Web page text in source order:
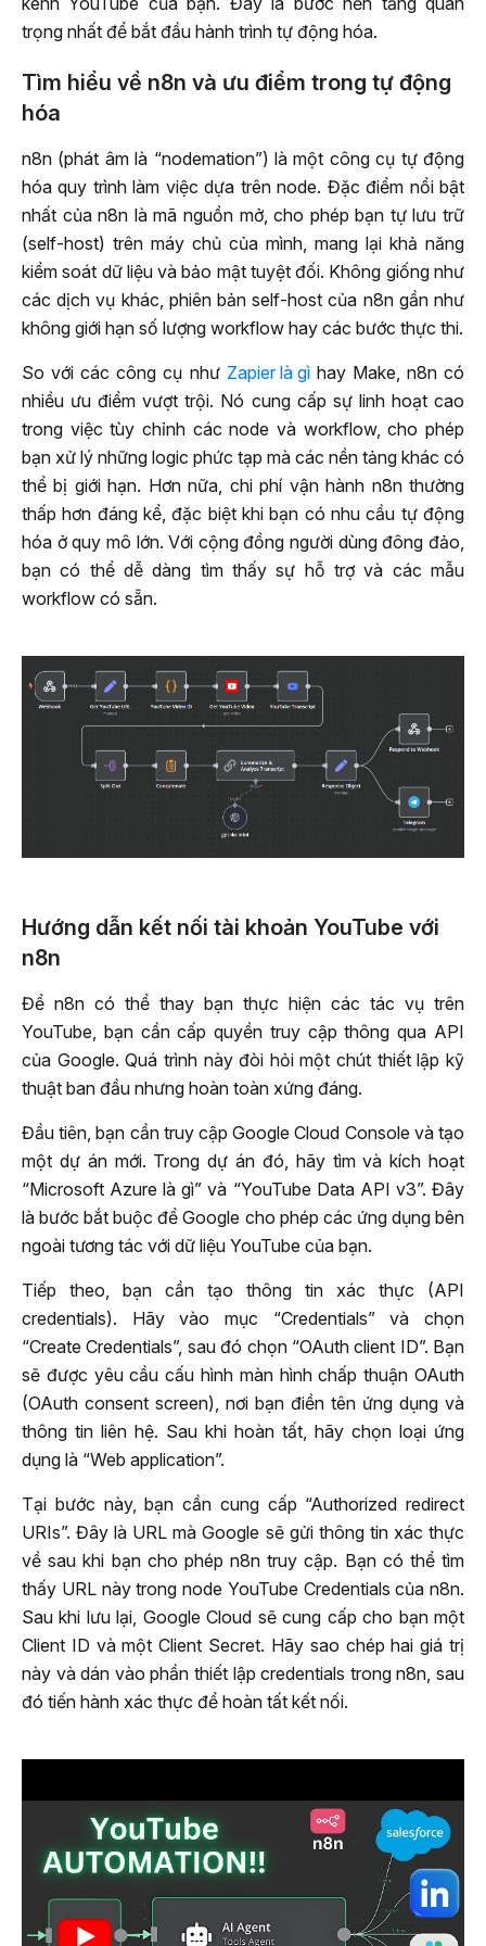
trọng nhất để bắt đầu hành trình tự động hóa.
Tìm hiểu về n8n và ưu điểm trong tự động
hóa
n8n (phát âm là “nodemation”) là một công cụ tự động
hóa quy trình làm việc dựa trên node. Đặc điểm nổi bật
nhất của n8n là mã nguồn mở, cho phép bạn tự lưu trữ
(self-host) trên máy chủ của mình, mang lại khả năng
kiểm soát dữ liệu và bảo mật tuyệt đối. Không giống như
các dịch vụ khác, phiên bản self-host của n8n gần như
không giới hạn số lượng workflow hay các bước thực thi.
So với các công cụ như Zapier là gìhay Make, n8n có
nhiều ưu điểm vượt trội. Nó cung cấp sự linh hoạt cao
trong việc tùy chỉnh các node và workflow, cho phép
bạn xử lý những logic phức tạp mà các nền tảng khác có
thể bị giới hạn. Hơn nữa, chi phí vận hành n8n thường
thấp hơn đáng kể, đặc biệt khi bạn có nhu cầu tự động
hóa ở quy mô lớn. Với cộng đồng người dùng đông đảo,
bạn có thể dễ dàng tìm thấy sự hỗ trợ và các mẫu
workflow có sẵn.
Hướng dẫn kết nối tài khoản YouTube với
n8n
Để n8n có thể thay bạn thực hiện các tác vụ trên
YouTube, bạn cần cấp quyền truy cập thông qua API
của Google. Quá trình này đòi hỏi một chút thiết lập kỹ
thuật ban đầu nhưng hoàn toàn xứng đáng.
Đầu tiên, bạn cần truy cập Google Cloud Console và tạo
một dự án mới. Trong dự án đó, hãy tìm và kích hoạt
“Microsoft Azure là gì” và “YouTube Data API v3”. Đây
là bước bắt buộc để Google cho phép các ứng dụng bên
ngoài tương tác với dữ liệu YouTube của bạn.
Tiếp theo, bạn cần tạo thông tin xác thực (API
credentials). Hãy vào mục “Credentials” và chọn
“Create Credentials”, sau đó chọn “OAuth client ID”. Bạn
sẽ được yêu cầu cấu hình màn hình chấp thuận OAuth
(OAuth consent screen), nơi bạn điền tên ứng dụng và
thông tin liên hệ. Sau khi hoàn tất, hãy chọn loại ứng
dụng là “Web application”.
Tại bước này, bạn cần cung cấp “Authorized redirect
URIs”. Đây là URL mà Google sẽ gửi thông tin xác thực
về sau khi bạn cho phép n8n truy cập. Bạn có thể tìm
thấy URL này trong node YouTube Credentials của n8n.
Sau khi lưu lại, Google Cloud sẽ cung cấp cho bạn một
Client ID và một Client Secret. Hãy sao chép hai giá trị
này và dán vào phần thiết lập credentials trong n8n, sau
đó tiến hành xác thực để hoàn tất kết nối.